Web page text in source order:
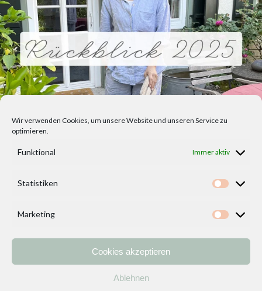
Wir verwenden Cookies, um unsere Website und unseren Service zu
optimieren.
Funktional Immer aktiv
Statistiken
Marketing
Cookies akzeptieren
Ablehnen
Kontakt